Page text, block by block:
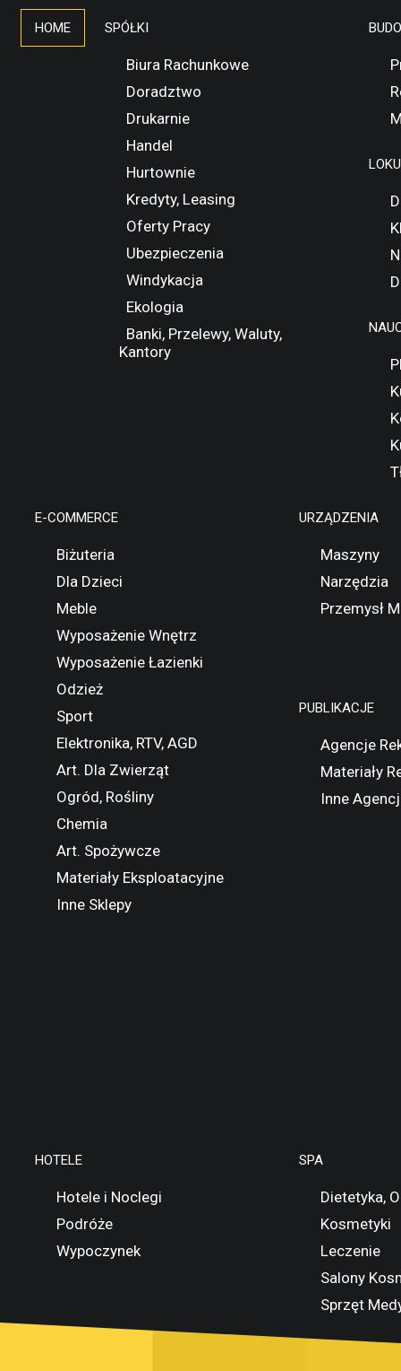
HOME SPÓŁKI
Biura Rachunkowe
Doradztwo
Drukarnie
Handel
Hurtownie
Kredyty, Leasing
Oferty Pracy
Ubezpieczenia
Windykacja
Ekologia
Banki, Przelewy, Waluty,
Kantory
E-COMMERCE
Biżuteria
Dla Dzieci
Meble
Wyposażenie Wnętrz
Wyposażenie Łazienki
Odzież
Sport
Elektronika, RTV, AGD
Art. Dla Zwierząt
Ogród, Rośliny
Chemia
Art. Spożywcze
Materiały Eksploatacyjne
Inne Sklepy
URZĄDZENIA
Maszyny
Narzędzia
Przemysł
PUBLIKACJE
Agencje
Materiały
Inne
HOTELE
Hotele i Noclegi
Podróże
Wypoczynek
SPA
Dietetyka,
Kosmetyki
Leczenie
Salony
Sprzęt